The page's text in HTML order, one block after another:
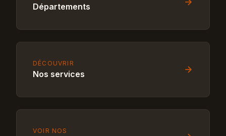
Départements
DÉCOUVRIR
Nos services
VOIR NOS